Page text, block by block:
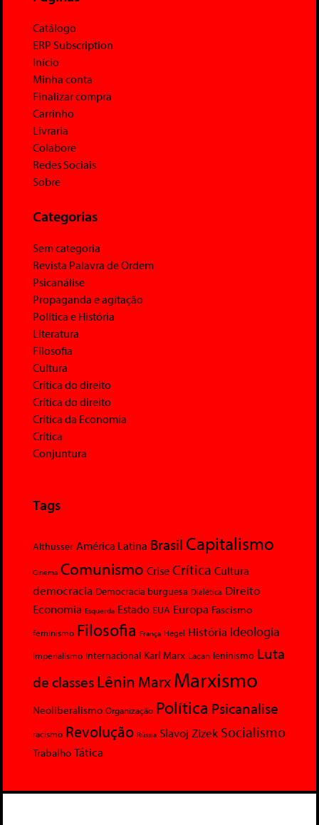
Catálogo
ERP Subscription
Início
Minha conta
Finalizar compra
Carrinho
Livraria
Colabore
Redes Sociais
Sobre
Categorias
Sem categoria
Revista Palavra de Ordem
Psicanálise
Propaganda e agitação
Política e História
Literatura
Filosofia
Cultura
Crítica do direito
Crítica do direito
Crítica da Economia
Crítica
Conjuntura
Tags
Althusser América Latina Brasil Capitalismo
Cinema Comunismo Crise Crítica Cultura
democracia Democracia burguesa Dialética Direito
Economia Esquerda Estado EUA Europa Fascismo
feminismo Filosofia França Hegel História Ideologia
Imperialismo Internacional Karl Marx Lacan leninismo Luta
de classesLênin MarxMarxismo
Neoliberalismo Organização Política Psicanalise
racismo Revolução Rússia Slavoj Zizek Socialismo
Trabalho Tática